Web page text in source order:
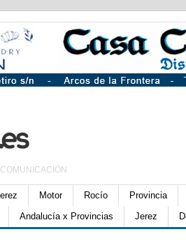
Motor Rocío Provincia
Andalucía x Provincias Jerez